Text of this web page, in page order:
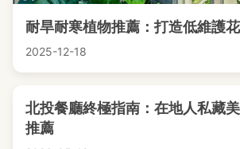
耐旱耐寒植物推薦：打造低維護
2025-12-18
北投餐廳終極指南：在地人私藏
推薦